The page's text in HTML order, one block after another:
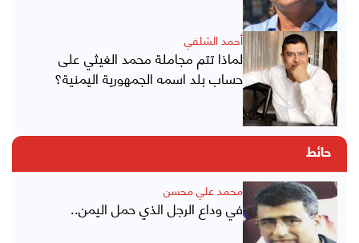
أحمد الشلفي
لماذا تتم مجاملة محمد الغيثي على
حساب بلد اسمه الجمهورية اليمنية؟
حائط
محمد علي محسن
في وداع الرجل الذي حمل اليمن..